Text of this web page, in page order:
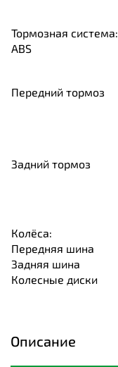
Тормозная система:
ABS
Передний тормоз
Задний тормоз
Колёса:
Передняя шина
Задняя шина
Колесные диски
Описание